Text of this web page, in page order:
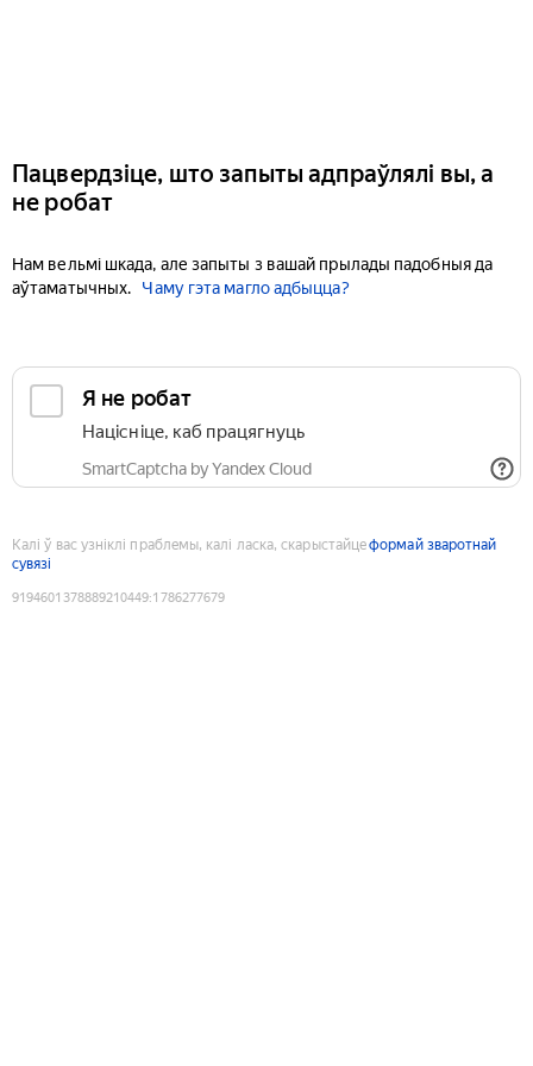
Пацвердзіце, што запыты адпраўлялі вы, а
не робат
Нам вельмі шкада, але запыты з вашай прылады падобныя да
аўтаматычных.
Чаму гэта магло адбыцца?
Я не робат
Націсніце, каб працягнуць
SmartCaptcha by Yandex Cloud
Калі ў вас узніклі праблемы, калі ласка, скарыстайцеформай зваротнай
сувязі
9194601378889210449:1786277679